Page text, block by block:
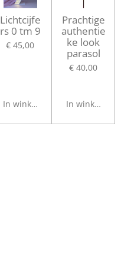
Lichtcijfe
rs 0 tm 9
€ 45,00
In winkelwagen
Prachtige
authentie
ke look
parasol
€ 40,00
In